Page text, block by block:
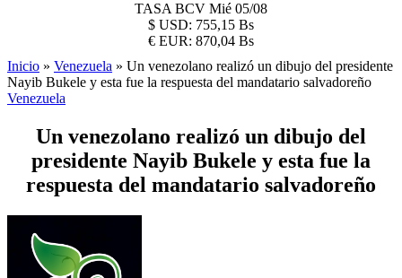
TASA BCV Mié 05/08
$ USD: 755,15 Bs
€ EUR: 870,04 Bs
Inicio » Venezuela » Un venezolano realizó un dibujo del presidente
Nayib Bukele y esta fue la respuesta del mandatario salvadoreño
Venezuela
Un venezolano realizó un dibujo del
presidente Nayib Bukele y esta fue la
respuesta del mandatario salvadoreño